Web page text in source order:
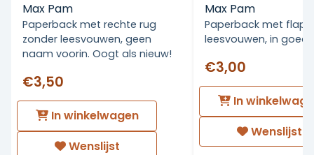
Max Pam
Paperback met rechte rug
zonder leesvouwen, geen
naam voorin. Oogt als nieuw!
€3,50
In winkelwagen
Wenslijst
Max Pam
Paperback met
leesvouwen, in
€3,00
In
Wenslijst